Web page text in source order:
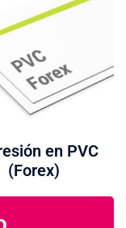
en PVC
(Forex)